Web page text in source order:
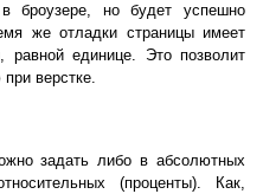
броузере, но будет успешно
же отладки страницы имеет
единице. Это позволит
верстке.
задать либо в абсолютных
(проценты). Как,